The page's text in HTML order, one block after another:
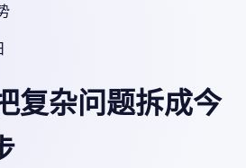
复杂问题拆成今